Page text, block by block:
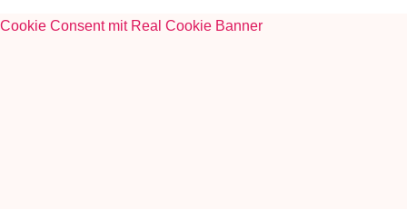
Cookie Consent mit Real Cookie Banner